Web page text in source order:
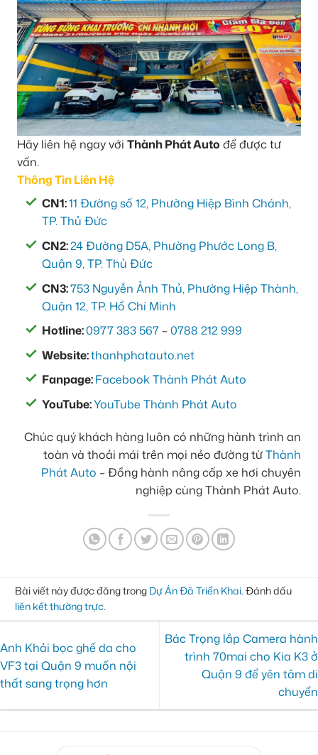
Hãy liên hệ ngay với Thành Phát Auto để được tư
vấn.
Thông Tin Liên Hệ
CN1:11 Đường số 12, Phường Hiệp Bình Chánh,
TP. Thủ Đức
CN2:24 Đường D5A, Phường Phước Long B,
Quận 9, TP. Thủ Đức
CN3:753 Nguyễn Ảnh Thủ, Phường Hiệp Thành,
Quận 12, TP. Hồ Chí Minh
Hotline:0977 383 567 –0788 212 999
Website:thanhphatauto.net
Fanpage:Facebook Thành Phát Auto
YouTube:YouTube Thành Phát Auto
Chúc quý khách hàng luôn có những hành trình an
toàn và thoải mái trên mọi nẻo đường từThành
Phát Auto – Đồng hành nâng cấp xe hơi chuyên
nghiệp cùng Thành Phát Auto.
Bài viết này được đăng trong Dự Án Đã Triển Khai . Đánh dấu
liên kết thường trực
Anh Khải bọc ghế da cho
VF3 tại Quận 9 muốn nội
thất sang trọng hơn
Bác Trọng lắp Camera hành
trình 70mai cho Kia K3 ở
Quận 9 để yên tâm di
chuyển